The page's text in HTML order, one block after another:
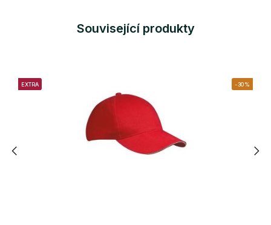
Související produkty
EXTRA -30%